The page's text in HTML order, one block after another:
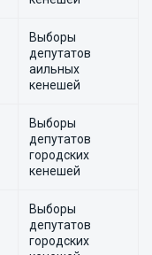
Выборы
депутатов
аильных
кенешей
Выборы
депутатов
городских
кенешей
Выборы
депутатов
городских